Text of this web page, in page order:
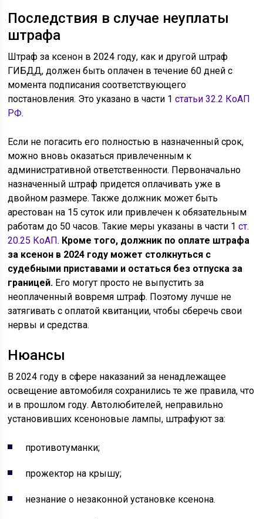
Последствия в случае неуплаты
штрафа
Штраф за ксенон в 2024 году, как и другой штраф
ГИБДД, должен быть оплачен в течение 60 дней с
момента подписания соответствующего
постановления. Это указано в части 1статьи 32.2 КоАП
РФ.
Если не погасить его полностью в назначенный срок,
можно вновь оказаться привлеченным к
административной ответственности. Первоначально
назначенный штраф придется оплачивать уже в
двойном размере. Также должник может быть
арестован на 15 суток или привлечен к обязательным
работам до 50 часов. Такие меры указаны в части 1ст.
20.25 КоАП. Кроме того, должник по оплате штрафа
за ксенон в 2024 году может столкнуться с
судебными приставами и остаться без отпуска за
границей. Его могут просто не выпустить за
неоплаченный вовремя штраф. Поэтому лучше не
затягивать с оплатой квитанции, чтобы сберечь свои
нервы и средства.
Нюансы
В 2024 году в сфере наказаний за ненадлежащее
освещение автомобиля сохранились те же правила, что
и в прошлом году. Автолюбителей, неправильно
установивших ксеноновые лампы, штрафуют за:
противотуманки;
прожектор на крышу;
незнание о незаконной установке ксенона.